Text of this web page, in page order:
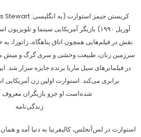
آوریل ۱۹۹۰) بازیگر آمریکایی سینما و
نقش در فیلم‌هایی همچون اتاق پناهگاه، زاتورا،
سرزمین زنان، طبیعت وحشی و سری گرگ و میش
در فیلمابرهای سیل ماریا برنده جایزه سزار شد.
برابری می‌کند. استوارت اولین زن آمریکایی
شده‌است.او جزو بازیگران معروف
زندگی‌نامه
استوارت در لس‌آنجلس، کالیفرنیا به دنیا آمد و